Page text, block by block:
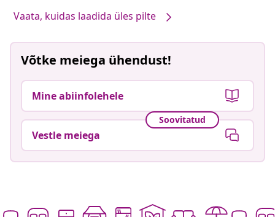
Vaata, kuidas laadida üles pilte
Võtke meiega ühendust!
Mine abiinfolehele
Soovitatud
Vestle meiega